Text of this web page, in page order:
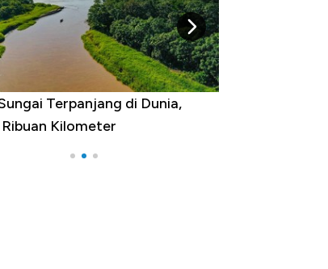
di Dunia,
Negara yang Warganya